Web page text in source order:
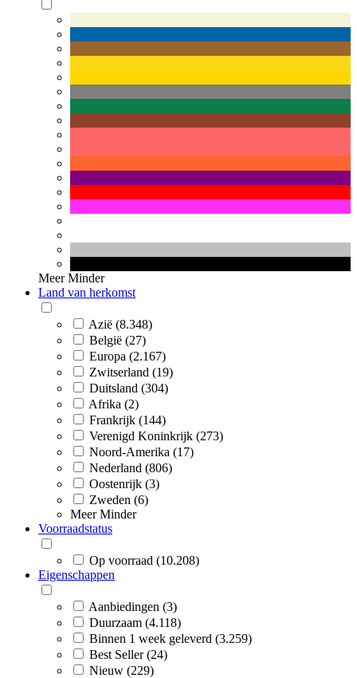
Meer Minder
Land van herkomst
Azië (8.348)
België (27)
Europa (2.167)
Zwitserland (19)
Duitsland (304)
Afrika (2)
Frankrijk (144)
Verenigd Koninkrijk (273)
Noord-Amerika (17)
Nederland (806)
Oostenrijk (3)
Zweden (6)
Meer Minder
Voorraadstatus
Op voorraad (10.208)
Eigenschappen
Aanbiedingen (3)
Duurzaam (4.118)
Binnen 1 week geleverd (3.259)
Best Seller (24)
Nieuw (229)